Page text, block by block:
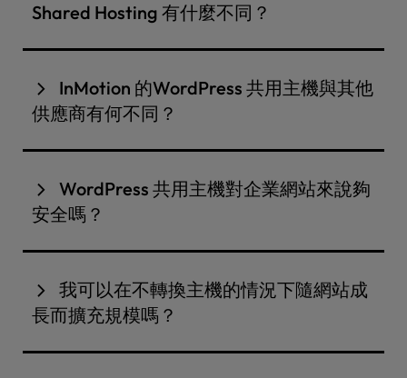
Shared Hosting 有什麼不同？
主要差異在於WordPress 特有的最佳化和功能。
共用主機是最簡單的網站主機選項之一。它是一種一
般的主機解決方案，伺服器上的資源由多個網站共
它不包括WordPress 的特定工具或最佳化。
WordPress 共用主機是專為WordPress 網站設計的
共用主機版本。它包括優化伺服器設定、自動更新、
取以獲得更佳效能。
InMotion 的WordPress 共用主機與其他
供應商有何不同？
InMotion Hosting為WordPress提供可媲美管理平
快取、NVMe SSD 和免費 CDN 所提供的預先最佳化
WordPress 環境，確保您的網站開箱即可快速載
入。與許多共用主機供應商不同的是，我們不會超額
WordPress 共用主機對企業網站來說夠
安全嗎？
是的，安全是內建的，而不是附加的。我們的
新、免費 SSL、 DDoS 保護和先進的伺服器層級防火
牆。我們也提供惡意軟體防護，確保您的網站安全，
無需使用額外的付費外掛程式或第三方工具。
我可以在不轉換主機的情況下隨網站成
長而擴充規模嗎？
絕對是。InMotion Hosting 專為動力而打造。從共